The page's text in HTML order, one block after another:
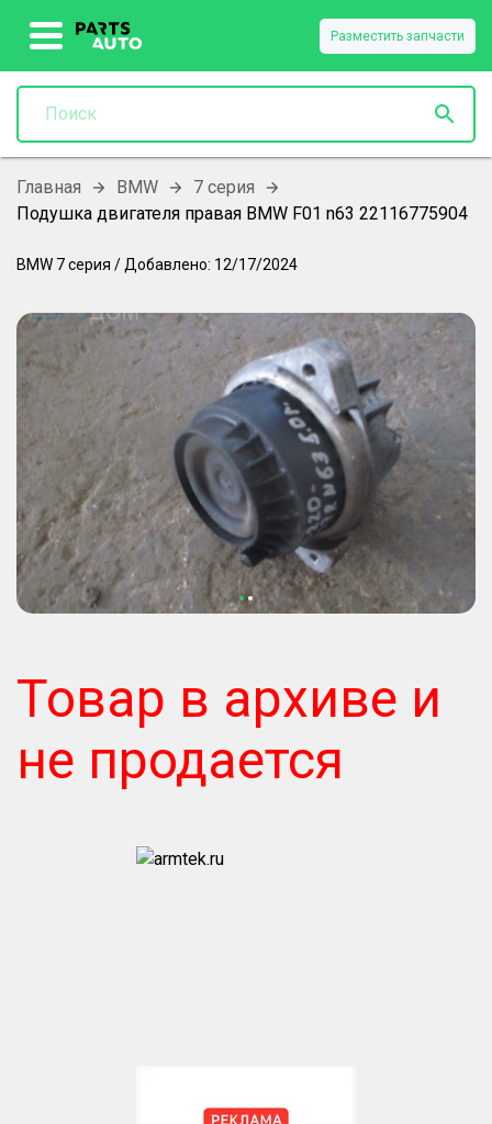
Разместить запчасти
Главная BMW
7 серия
Подушка двигателя правая BMW F01 n63 22116775904
BMW 7 серия / Добавлено: 12/17/2024
Товар в архиве и
не продается